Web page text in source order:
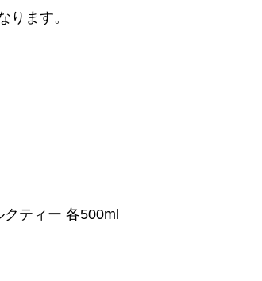
ります。
クティー 各500ml